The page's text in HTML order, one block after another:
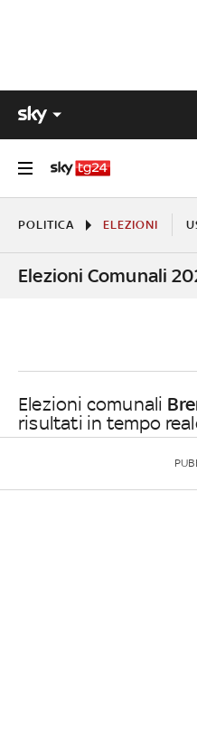
POLITICA ELEZIONI
Elezioni Comunali
Elezioni comunali
risultati in tempo